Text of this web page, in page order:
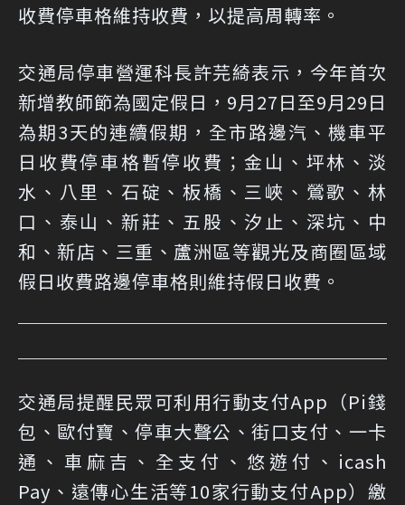
收費停車格維持收費，以提高周轉率。
交通局停車營運科長許芫綺表示，今年首次
新增教師節為國定假日，9月27日至9月29日
為期3天的連續假期，全市路邊汽、機車平
日收費停車格暫停收費；金山、坪林、淡
水、八里、石碇、板橋、三峽、鶯歌、林
口、泰山、新莊、五股、汐止、深坑、中
和、新店、三重、蘆洲區等觀光及商圈區域
假日收費路邊停車格則維持假日收費。
交通局提醒民眾可利用行動支付App（Pi錢
包、歐付寶、停車大聲公、街口支付、一卡
通、車麻吉、全支付、悠遊付、icash
Pay、遠傳心生活等10家行動支付App）繳